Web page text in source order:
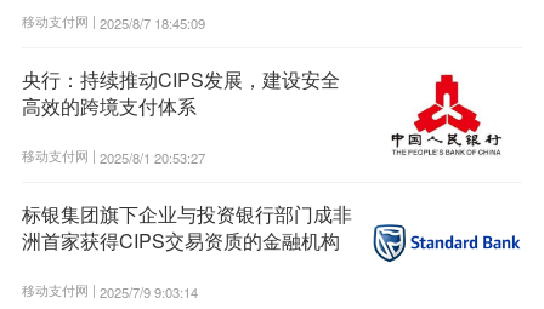
移动支付网 | 2025/8/7 18:45:09
央行：持续推动CIPS发展，建设安全
高效的跨境支付体系
移动支付网 | 2025/8/1 20:53:27
标银集团旗下企业与投资银行部门成非
洲首家获得CIPS交易资质的金融机构
移动支付网 | 2025/7/9 9:03:14